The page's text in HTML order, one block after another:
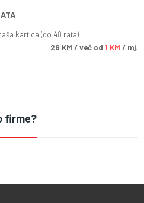
kartica (do 48 rata)
26 KM / već od 1 KM / mj.
firme?